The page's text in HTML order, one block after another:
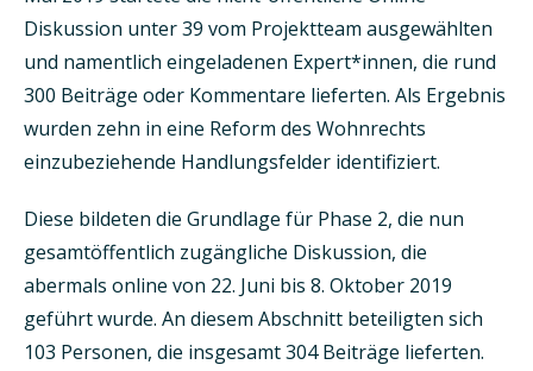
Diskussion unter 39 vom Projektteam ausgewählten
und namentlich eingeladenen Expert*innen, die rund
300 Beiträge oder Kommentare lieferten. Als Ergebnis
wurden zehn in eine Reform des Wohnrechts
einzubeziehende Handlungsfelder identifiziert.
Diese bildeten die Grundlage für Phase 2, die nun
gesamtöffentlich zugängliche Diskussion, die
abermals online von 22. Juni bis 8. Oktober 2019
geführt wurde. An diesem Abschnitt beteiligten sich
103 Personen, die insgesamt 304 Beiträge lieferten.